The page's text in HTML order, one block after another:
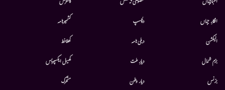
افکارِ جہاں
الیکشن
بزم شمال
بزنس
دلچسپ
دہلی نامہ
دیارِ ملت
دیار وطن
کشمیرنامہ
کھلاخط
کھیل ایکسپریس
متحرك